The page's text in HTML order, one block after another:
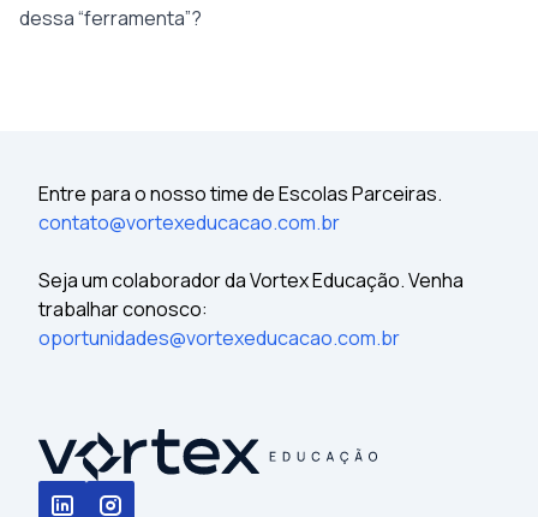
dessa “ferramenta”?
Entre para o nosso time de Escolas Parceiras.
contato@vortexeducacao.com.br
Seja um colaborador da Vortex Educação. Venha
trabalhar conosco:
oportunidades@vortexeducacao.com.br